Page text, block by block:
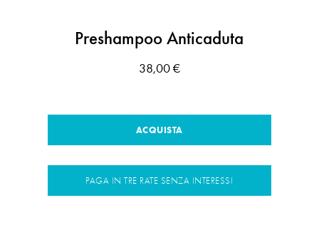
Preshampoo Anticaduta
38,00 €
ACQUISTA
PAGA IN TRE RATE SENZA INTERESSI